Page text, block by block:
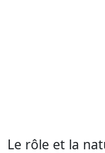
Le rôle et la